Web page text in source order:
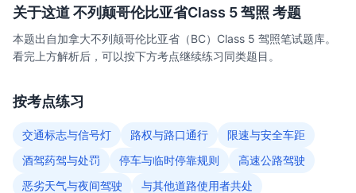
关于这道 不列颠哥伦比亚省Class 5 驾照 考题
本题出自加拿大不列颠哥伦比亚省（BC）Class 5 驾照笔试题库。
看完上方解析后，可以按下方考点继续练习同类题目。
按考点练习
交通标志与信号灯 路权与路口通行
限速与安全车距
酒驾药驾与处罚
停车与临时停靠规则
高速公路驾驶
恶劣天气与夜间驾驶
与其他道路使用者共处